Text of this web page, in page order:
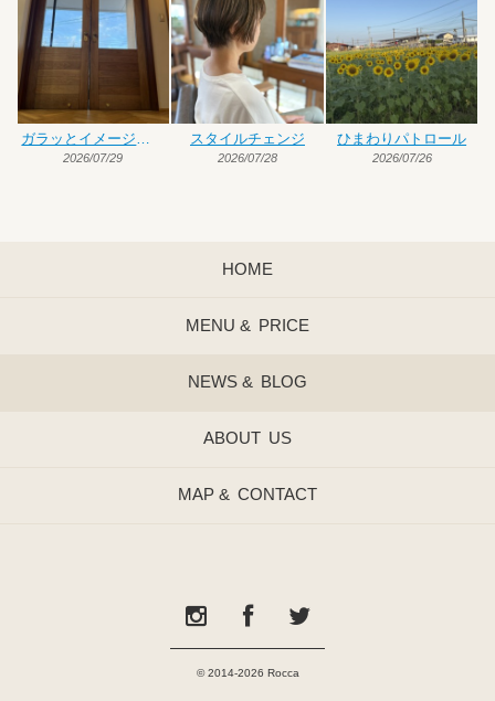
2026/07/29
スタイルチェンジ
2026/07/28
ひまわりパトロール
2026/07/26
HOME
MENU & PRICE
NEWS & BLOG
ABOUT US
MAP & CONTACT
© 2014-2026 Rocca